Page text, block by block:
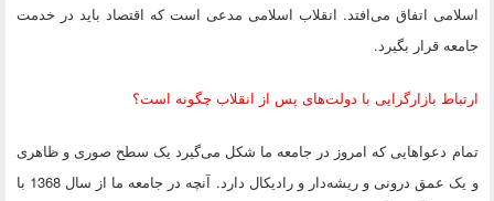
اسلامی اتفاق می‌افتد. انقلاب اسلامی مدعی است که اقتصاد باید در خدمت
جامعه قرار بگیرد.
ارتباط بازارگرایی با دولت‌های پس از انقلاب چگونه است؟
تمام دعواهایی که امروز در جامعه ما شکل می‌گیرد یک سطح صوری و ظاهری
و یک عمق درونی و ریشه‌دار و رادیکال دارد. آنچه در جامعه ما از سال 1368 با